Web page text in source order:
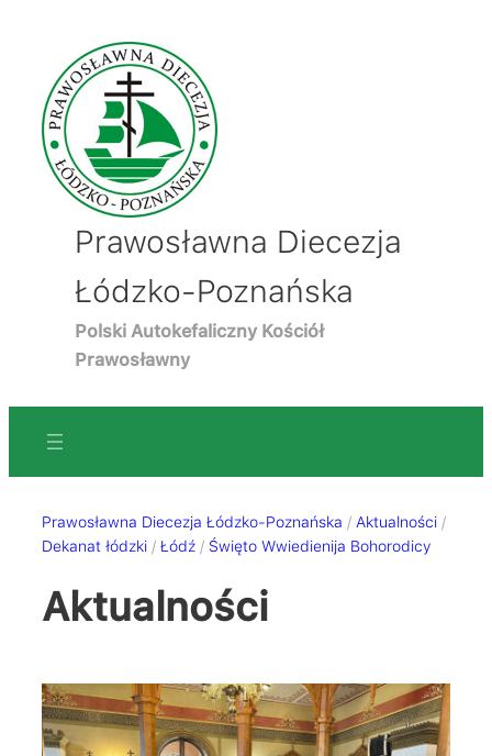
Prawosławna Diecezja
Łódzko-Poznańska
Polski Autokefaliczny Kościół
Prawosławny
Prawosławna Diecezja Łódzko-Poznańska / Aktualności /
Dekanat łódzki / Łódź / Święto Wwiedienija Bohorodicy
Aktualności